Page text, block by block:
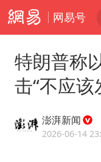
网易号
特朗普称
击“不应该
澎湃新闻
2026-06-14